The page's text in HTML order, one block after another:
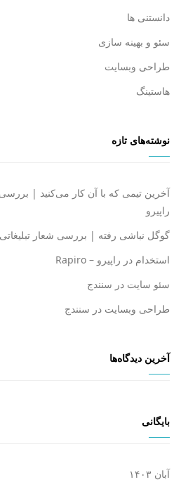
دانستنی ها
سئو و بهینه سازی
طراحی وبسایت
هاستینگ
نوشته‌های تازه
آخرین تیمی که با آن کار می‌کنید | بررسی
راپیرو
گوگل نباشی رفته | بررسی شعار تبلیغاتی
استخدام در راپیرو – Rapiro
سئو سایت در سنندج
طراحی وبسایت در سنندج
آخرین دیدگاه‌ها
بایگانی
آبان ۱۴۰۳